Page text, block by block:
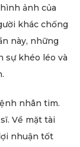
ảnh của
khác chống
này, những
sự khéo léo và
nhân tim.
Về mặt tài
nhuận tốt